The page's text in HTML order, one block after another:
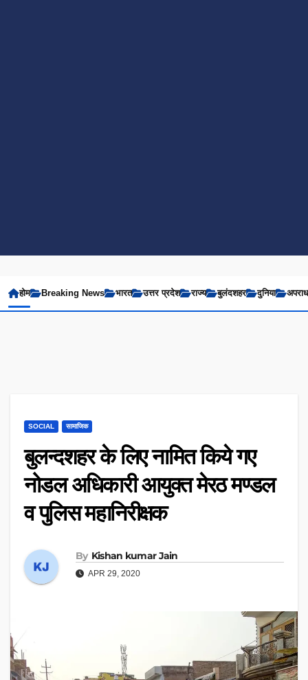
होम Breaking News भारत उत्तर प्रदेश राज्य बुलंदशहर दुनिया अपराध
SOCIAL सामाजिक
बुलन्दशहर के लिए नामित किये गए
नोडल अधिकारी आयुक्त मेरठ मण्डल
व पुलिस महानिरीक्षक
By Kishan kumar Jain
APR 29, 2020